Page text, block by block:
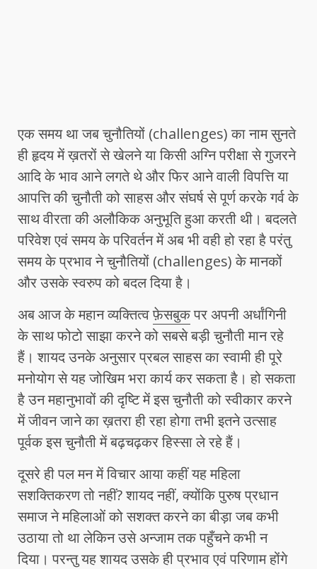
एक समय था जब चुनौतियों (challenges) का नाम सुनते
ही हृदय में ख़तरों से खेलने या किसी अग्नि परीक्षा से गुजरने
आदि के भाव आने लगते थे और फिर आने वाली विपत्ति या
आपत्ति की चुनौती को साहस और संघर्ष से पूर्ण करके गर्व के
साथ वीरता की अलौकिक अनुभूति हुआ करती थी। बदलते
परिवेश एवं समय के परिवर्तन में अब भी वही हो रहा है परंतु
समय के प्रभाव ने चुनौतियों (challenges) के मानकों
और उसके स्वरुप को बदल दिया है।
अब आज के महान व्यक्तित्वफ़ेसबुकपर अपनी अर्धांगिनी
के साथ फोटो साझा करने को सबसे बड़ी चुनौती मान रहे
हैं। शायद उनके अनुसार प्रबल साहस का स्वामी ही पूरे
मनोयोग से यह जोखिम भरा कार्य कर सकता है। हो सकता
है उन महानुभावों की दृष्टि में इस चुनौती को स्वीकार करने
में जीवन जाने का ख़तरा ही रहा होगा तभी इतने उत्साह
पूर्वक इस चुनौती में बढ़चढ़कर हिस्सा ले रहे हैं।
दूसरे ही पल मन में विचार आया कहीं यह महिला
सशक्तिकरण तो नहीं? शायद नहीं, क्योंकि पुरुष प्रधान
समाज ने महिलाओं को सशक्त करने का बीड़ा जब कभी
उठाया तो था लेकिन उसे अन्जाम तक पहुँचने कभी न
दिया। परन्तु यह शायद उसके ही प्रभाव एवं परिणाम होंगे